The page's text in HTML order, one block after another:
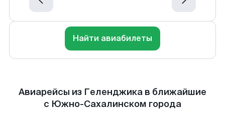
Найти авиабилеты
Авиарейсы из Геленджика в ближайшие
с Южно-Сахалинском города